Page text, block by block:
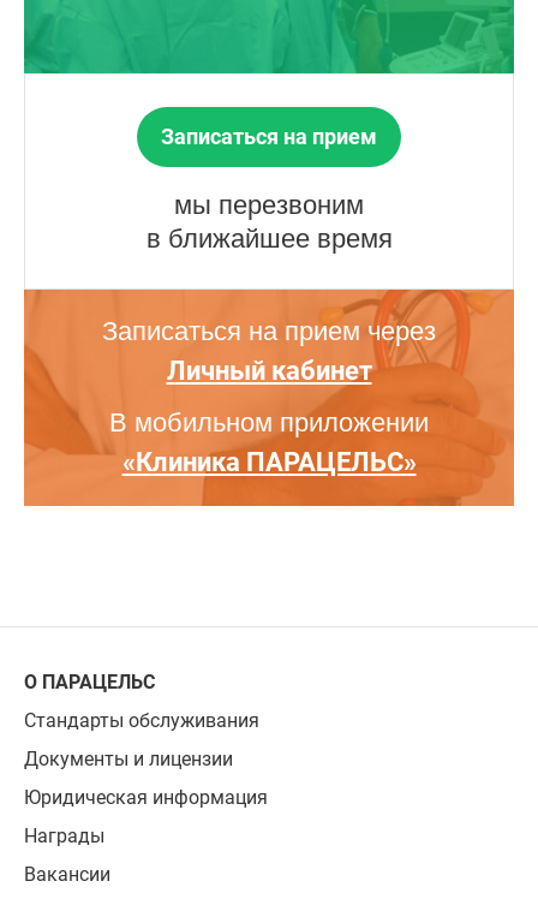
Записаться на прием
мы перезвоним
в ближайшее время
Записаться на прием через
Личный кабинет
В мобильном приложении
«Клиника ПАРАЦЕЛЬС»
О ПАРАЦЕЛЬС
Стандарты обслуживания
Документы и лицензии
Юридическая информация
Награды
Вакансии